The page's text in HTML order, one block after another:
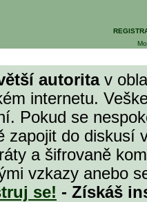
autoritav
internetu.
Pokud se
zapojit do diskusí
a šifrovaně
vzkazy anebo
se! - Získáš